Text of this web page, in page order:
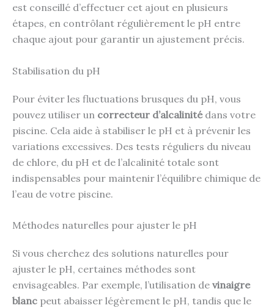
est conseillé d’effectuer cet ajout en plusieurs
étapes, en contrôlant régulièrement le pH entre
chaque ajout pour garantir un ajustement précis.
Stabilisation du pH
Pour éviter les fluctuations brusques du pH, vous
pouvez utiliser un correcteur d’alcalinitédans votre
piscine. Cela aide à stabiliser le pH et à prévenir les
variations excessives. Des tests réguliers du niveau
de chlore, du pH et de l’alcalinité totale sont
indispensables pour maintenir l’équilibre chimique de
l’eau de votre piscine.
Méthodes naturelles pour ajuster le pH
Si vous cherchez des solutions naturelles pour
ajuster le pH, certaines méthodes sont
envisageables. Par exemple, l’utilisation de vinaigre
blanc peut abaisser légèrement le pH, tandis que le